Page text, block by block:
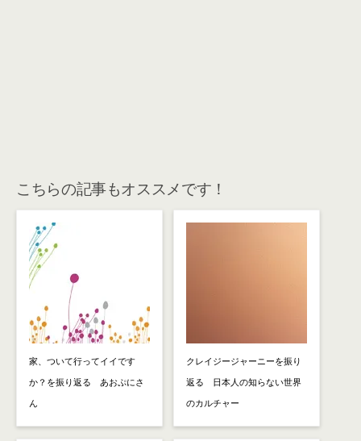
こちらの記事もオススメです！
家、ついて行ってイイです
か？を振り返る あおぷにさ
ん
クレイジージャーニーを振り
返る 日本人の知らない世界
のカルチャー